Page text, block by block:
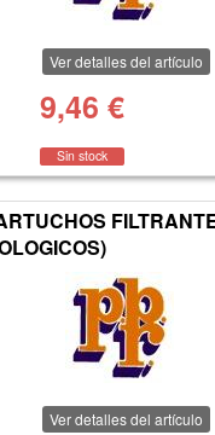
Ver detalles del artículo
9,46 €
Sin stock
Ver detalles del artículo